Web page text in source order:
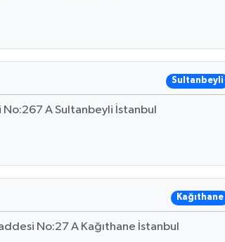
Sultanbeyli
A Sultanbeyli İstanbul
Kağıthane
No:27 A Kağıthane İstanbul